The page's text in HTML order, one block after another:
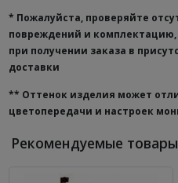
* Пожалуйста, проверяйте
повреждений и
при получении заказа в
доставки
** Оттенок изделия может
цветопередачи и настроек
Рекомендуемые товары